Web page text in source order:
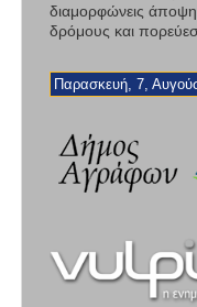
διαμορφώνεις άποψη,
δρόμους και
Παρασκευή, 7,